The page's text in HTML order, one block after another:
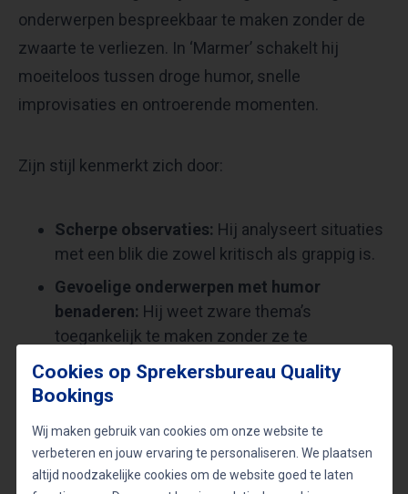
onderwerpen bespreekbaar te maken zonder de
zwaarte te verliezen. In ‘Marmer’ schakelt hij
moeiteloos tussen droge humor, snelle
improvisaties en ontroerende momenten.
Zijn stijl kenmerkt zich door:
Scherpe observaties: Hij analyseert situaties
met een blik die zowel kritisch als grappig is.
Gevoelige onderwerpen met humor
benaderen: Hij weet zware thema’s
toegankelijk te maken zonder ze te
bagatelliseren.
Interactie met het publiek:
op reacties en onverwachte momenten.
Cookies op Sprekersbureau Quality
Bookings
Wij maken gebruik van cookies om onze website te
verbeteren en jouw ervaring te personaliseren. We plaatsen
altijd noodzakelijke cookies om de website goed te laten